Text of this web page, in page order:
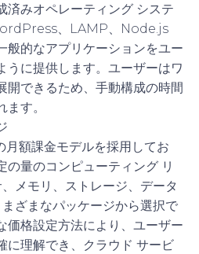
済みオペレーティング システ
、LAMP、Node.js
般的なアプリケーションをユー
うに提供します。ユーザーはワ
開できるため、手動構成の時間
す。
額課金モデルを採用してお
の量のコンピューティング リ
メモリ、ストレージ、データ
ざまなパッケージから選択で
価格設定方法により、ユーザー
に理解でき、クラウド サービ